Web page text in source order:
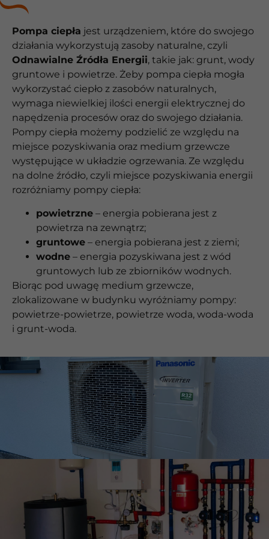
Pompa ciepła jest urządzeniem, które do swojego
działania wykorzystują zasoby naturalne, czyli
Odnawialne Źródła Energii, takie jak: grunt, wody
gruntowe i powietrze. Żeby pompa ciepła mogła
wykorzystać ciepło z zasobów naturalnych,
wymaga niewielkiej ilości energii elektrycznej do
napędzenia procesów oraz do swojego działania.
Pompy ciepła możemy podzielić ze względu na
miejsce pozyskiwania oraz medium grzewcze
występujące w układzie ogrzewania. Ze względu
na dolne źródło, czyli miejsce pozyskiwania energii
rozróżniamy pompy ciepła:
powietrzne – energia pobierana jest z
powietrza na zewnątrz;
gruntowe – energia pobierana jest z ziemi;
wodne – energia pozyskiwana jest z wód
gruntowych lub ze zbiorników wodnych.
Biorąc pod uwagę medium grzewcze,
zlokalizowane w budynku wyróżniamy pompy:
powietrze-powietrze, powietrze woda, woda-woda
i grunt-woda.